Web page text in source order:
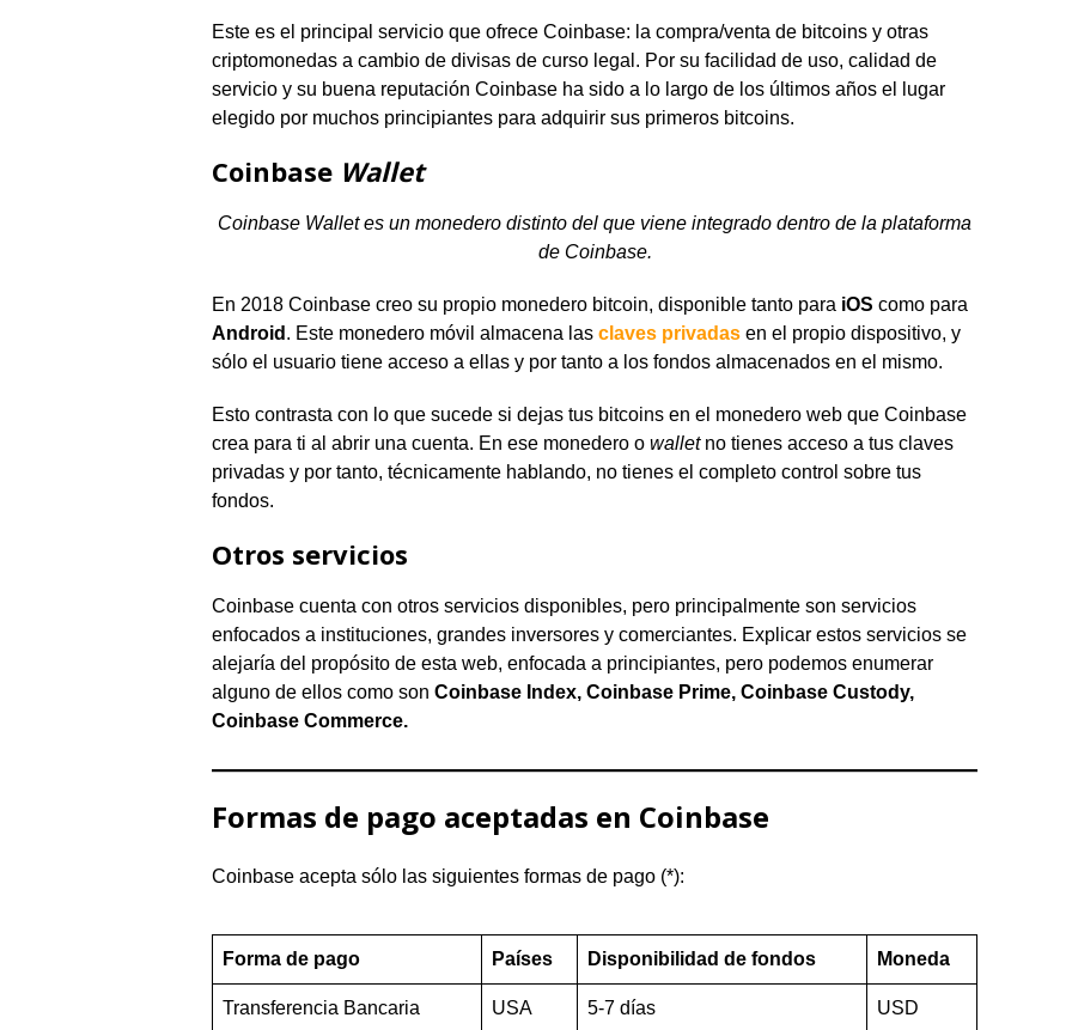
Este es el principal servicio que ofrece Coinbase: la compra/venta de bitcoins y otras
criptomonedas a cambio de divisas de curso legal. Por su facilidad de uso, calidad de
servicio y su buena reputación Coinbase ha sido a lo largo de los últimos años el lugar
elegido por muchos principiantes para adquirir sus primeros bitcoins.
Coinbase Wallet
Coinbase Wallet es un monedero distinto del que viene integrado dentro de la plataforma
de Coinbase.
En 2018 Coinbase creo su propio monedero bitcoin, disponible tanto para iOS como para
Android . Este monedero móvil almacena las claves privadas en el propio dispositivo, y
sólo el usuario tiene acceso a ellas y por tanto a los fondos almacenados en el mismo.
Esto contrasta con lo que sucede si dejas tus bitcoins en el monedero web que Coinbase
crea para ti al abrir una cuenta. En ese monedero o walletno tienes acceso a tus claves
privadas y por tanto, técnicamente hablando, no tienes el completo control sobre tus
fondos.
Otros servicios
Coinbase cuenta con otros servicios disponibles, pero principalmente son servicios
enfocados a instituciones, grandes inversores y comerciantes. Explicar estos servicios se
alejaría del propósito de esta web, enfocada a principiantes, pero podemos enumerar
alguno de ellos como son Coinbase Index, Coinbase Prime, Coinbase Custody,
Coinbase Commerce.
Formas de pago aceptadas en Coinbase
Coinbase acepta sólo las siguientes formas de pago (*):
Forma de pago Países Disponibilidad de fondos Moneda
Transferencia Bancaria USA 5-7 días USD